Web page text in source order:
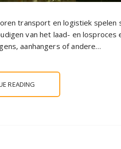
transport en logistiek spelen
van het laad- en losproces
aanhangers of andere…
READING